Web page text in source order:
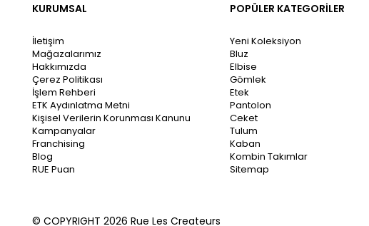
KURUMSAL
İletişim
Mağazalarımız
Hakkımızda
Çerez Politikası
İşlem Rehberi
ETK Aydınlatma Metni
Kişisel Verilerin Korunması Kanunu
Kampanyalar
Franchising
Blog
RUE Puan
POPÜLER KATEGORİLER
Yeni Koleksiyon
Bluz
Elbise
Gömlek
Etek
Pantolon
Ceket
Tulum
Kaban
Kombin Takımlar
Sitemap
© COPYRIGHT 2026 Rue Les Createurs